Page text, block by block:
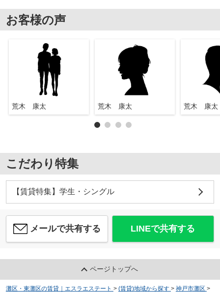
お客様の声
荒木 康太 荒木 康太 荒木 康太
こだわり特集
【賃貸特集】学生・シングル
メールで共有する LINEで共有する
ページトップへ
灘区・東灘区の賃貸｜エスラエステート > (賃貸)地域から探す > 神戸市灘区 >